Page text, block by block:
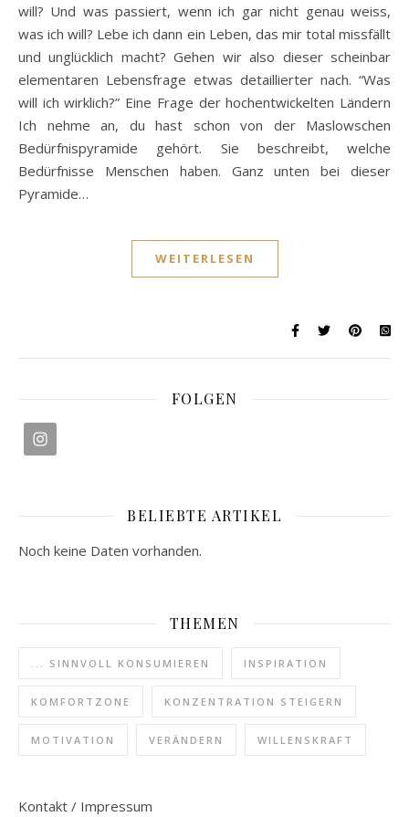
will? Und was passiert, wenn ich gar nicht genau weiss,
was ich will? Lebe ich dann ein Leben, das mir total missfällt
und unglücklich macht? Gehen wir also dieser scheinbar
elementaren Lebensfrage etwas detaillierter nach. “Was
will ich wirklich?” Eine Frage der hochentwickelten Ländern
Ich nehme an, du hast schon von der Maslowschen
Bedürfnispyramide gehört. Sie beschreibt, welche
Bedürfnisse Menschen haben. Ganz unten bei dieser
Pyramide…
WEITERLESEN
FOLGEN
BELIEBTE ARTIKEL
Noch keine Daten vorhanden.
THEMEN
... SINNVOLL KONSUMIEREN INSPIRATION
KOMFORTZONE KONZENTRATION STEIGERN
MOTIVATION VERÄNDERN WILLENSKRAFT
Kontakt / Impressum